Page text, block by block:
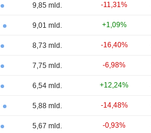
9,85 mld. -11,31%
9,01 mld. +1,09%
8,73 mld. -16,40%
7,75 mld. -6,98%
6,54 mld. +12,24%
5,88 mld. -14,48%
5,67 mld. -0,93%